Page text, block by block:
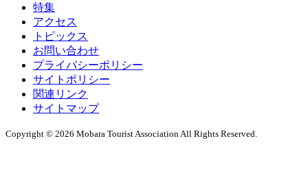
特集
アクセス
トピックス
お問い合わせ
プライバシーポリシー
サイトポリシー
関連リンク
サイトマップ
Copyright © 2026 Mobara Tourist Association All Rights Reserved.